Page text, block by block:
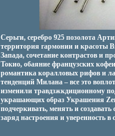
Серьги, серебро 925 позолота
территория гармонии и красоты
Запада, сочетание контрастов и
Токио, обаяние французских
романтика коралловых рифов и
тенденций Милана – все это
изменили травдзжкдиционному
украшающих образ Украшения
подчеркивать, менять и
заряд настроения и уверенность в